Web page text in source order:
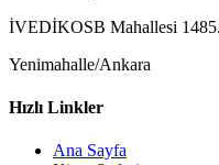
İVEDİKOSB Mahallesi
Yenimahalle/Ankara
Hızlı Linkler
Ana Sayfa